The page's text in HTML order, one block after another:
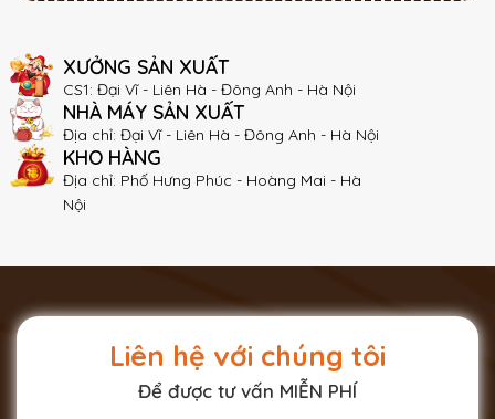
XƯỞNG SẢN XUẤT
CS1: Đại Vĩ - Liên Hà - Đông Anh - Hà Nội
NHÀ MÁY SẢN XUẤT
Địa chỉ: Đại Vĩ - Liên Hà - Đông Anh - Hà Nội
KHO HÀNG
Địa chỉ: Phố Hưng Phúc - Hoàng Mai - Hà
Nội
Liên hệ với chúng tôi
Để được tư vấn MIỄN PHÍ